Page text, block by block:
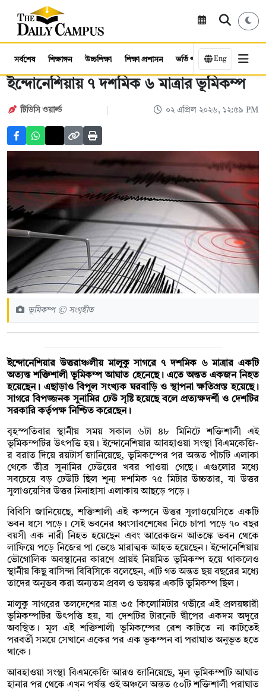
সর্বশেষ শিক্ষাঙ্গন উচ্চশিক্ষা শিক্ষা প্রশাসন ভর্তি পরীক্ষা কর্মসংস্থান
Eng
ইন্দোনেশিয়ায় ৭ দশমিক ৬ মাত্রার ভূমিকম্প
টিডিসি ‍ওয়ার্ল্ড ০২ এপ্রিল ২০২৬, ১২:৫৯ PM
ভূমিকম্প © সংগৃহীত
ইন্দোনেশিয়ার উত্তরাঞ্চলীয় মালুকু সাগরে ৭ দশমিক ৬ মাত্রার একটি
অত্যন্ত শক্তিশালী ভূমিকম্প আঘাত হেনেছে। এতে অন্তত একজন নিহত
হয়েছেন। এছাড়াও বিপুল সংখ্যক ঘরবাড়ি ও স্থাপনা ক্ষতিগ্রস্ত হয়েছে।
সাগরে বিপজ্জনক সুনামির ঢেউ সৃষ্টি হয়েছে বলে প্রত্যক্ষদর্শী ও দেশটির
সরকারি কর্তৃপক্ষ নিশ্চিত করেছেন।
বৃহস্পতিবার স্থানীয় সময় সকাল ৬টা ৪৮ মিনিটে শক্তিশালী এই
ভূমিকম্পটির উৎপত্তি হয়। ইন্দোনেশিয়ার আবহাওয়া সংস্থা বিএমকেজি-
র বরাত দিয়ে রয়টার্স জানিয়েছে, ভূমিকম্পের পর অন্তত পাঁচটি এলাকা
থেকে তীব্র সুনামির ঢেউয়ের খবর পাওয়া গেছে। এগুলোর মধ্যে
সবচেয়ে বড় ঢেউটি ছিল শূন্য দশমিক ৭৫ মিটার উচ্চতার, যা উত্তর
সুলাওয়েসির উত্তর মিনাহাসা এলাকায় আছড়ে পড়ে।
বিবিসি জানিয়েছে, শক্তিশালী এই কম্পনে উত্তর সুলাওয়েসিতে একটি
ভবন ধসে পড়ে। সেই ভবনের ধ্বংসাবশেষের নিচে চাপা পড়ে ৭০ বছর
বয়সী এক নারী নিহত হয়েছেন এবং আরেকজন আতঙ্কে ভবন থেকে
লাফিয়ে পড়ে নিজের পা ভেঙে মারাত্মক আহত হয়েছেন। ইন্দোনেশিয়ায়
ভৌগোলিক অবস্থানের কারণে প্রায়ই নিয়মিত ভূমিকম্প হয়ে থাকলেও
স্থানীয় কিছু বাসিন্দা বিবিসিকে বলেছেন, এটি গত অন্তত ছয় বছরের মধ্যে
তাদের অনুভব করা অন্যতম প্রবল ও ভয়ঙ্কর একটি ভূমিকম্প ছিল।
মালুকু সাগরের তলদেশের মাত্র ৩৫ কিলোমিটার গভীরে এই প্রলয়ঙ্কারী
ভূমিকম্পটির উৎপত্তি হয়, যা দেশটির টারনেট দ্বীপের একদম অদূরে
অবস্থিত। মূল এই শক্তিশালী ভূমিকম্পের রেশ কাটতে না কাটতেই
পরবর্তী সময়ে সেখানে একের পর এক ভূকম্পন বা পরাঘাত অনুভূত হতে
থাকে।
আবহাওয়া সংস্থা বিএমকেজি আরও জানিয়েছে, মূল ভূমিকম্পটি আঘাত
হানার পর থেকে এখন পর্যন্ত ওই অঞ্চলে অন্তত ৫০টি শক্তিশালী পরাঘাত